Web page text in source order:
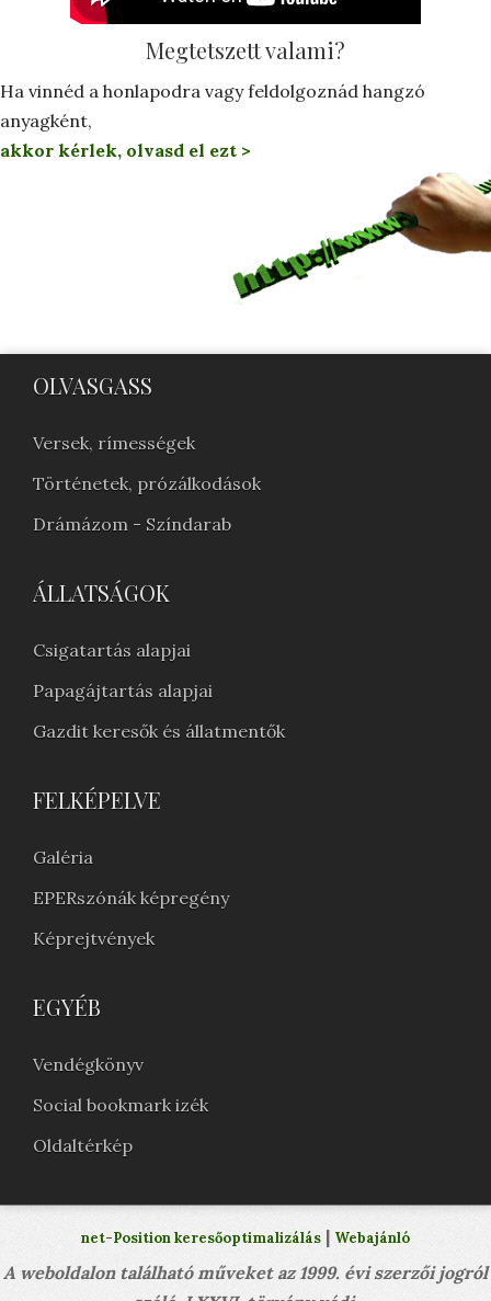
Megtetszett valami?
Ha vinnéd a honlapodra vagy feldolgoznád hangzó
anyagként,
akkor kérlek, olvasd el ezt >
OLVASGASS
Versek, rímességek
Történetek, prózálkodások
Drámázom - Színdarab
ÁLLATSÁGOK
Csigatartás alapjai
Papagájtartás alapjai
Gazdit keresők és állatmentők
FELKÉPELVE
Galéria
EPERszónák képregény
Képrejtvények
EGYÉB
Vendégkönyv
Social bookmark izék
Oldaltérkép
net-Position keresőoptimalizálás | Webajánló
A weboldalon található műveket az 1999. évi szerzői jogról